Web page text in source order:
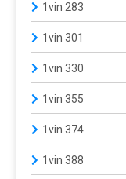
1vin 283
1vin 301
1vin 330
1vin 355
1vin 374
1vin 388